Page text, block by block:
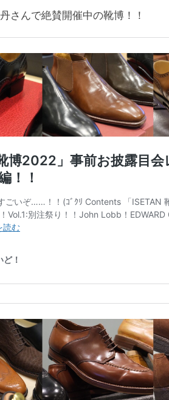
さんで絶賛開催中の靴博！！